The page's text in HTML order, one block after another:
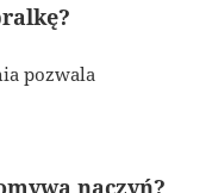
pozwala
naczyń?